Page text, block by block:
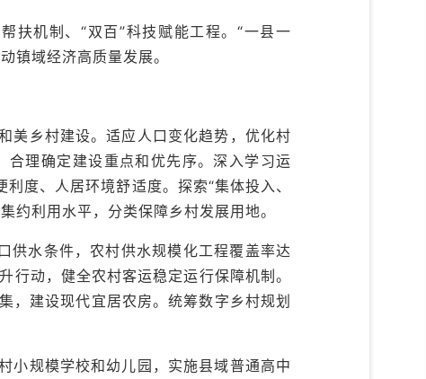
扶机制、“双百”科技赋能工程。“一县一
镇域经济高质量发展。
美乡村建设。适应人口变化趋势，优化村
理确定建设重点和优先序。深入学习运
度、人居环境舒适度。探索“集体投入、
约利用水平，分类保障乡村发展用地。
供水条件，农村供水规模化工程覆盖率达
动，健全农村客运稳定运行保障机制。
，建设现代宜居农房。统筹数字乡村规划
小规模学校和幼儿园，实施县域普通高中